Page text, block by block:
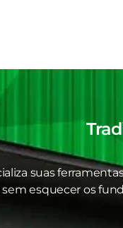
suas
esquecer os